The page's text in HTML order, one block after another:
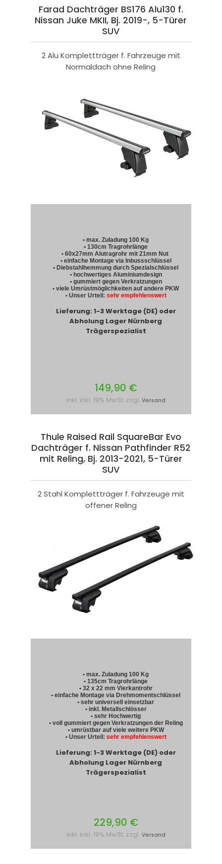
Farad Dachträger BS176 Alu130 f.
Nissan Juke MKII, Bj. 2019-, 5-Türer
SUV
2 Alu Komplettträger f. Fahrzeuge mit
Normaldach ohne Reling
• max. Zuladung 100 Kg
• 130cm Tragrohrlänge
• 60x27mm Alutragrohr mit 21mm Nut
• einfache Montage via Inbussschlüssel
• Diebstahlhemmung durch Spezialschlüssel
• hochwertiges Aluminiumdesign
• gummiert gegen Verkratzungen
• viele Umrüstmöglichkeiten auf andere PKW
• Unser Urteil: sehr empfehlenswert
Lieferung: 1-3 Werktage (DE) oder
Abholung Lager Nürnberg
Trägerspezialist
149,90 €
inkl. inkl. 19% MwSt. zzgl. Versand
Thule Raised Rail SquareBar Evo
Dachträger f. Nissan Pathfinder R52
mit Reling, Bj. 2013-2021, 5-Türer
SUV
2 Stahl Komplettträger f. Fahrzeuge mit
offener Reling
• max. Zuladung 100 Kg
• 135cm Tragrohrlänge
• 32 x 22 mm Vierkantrohr
• einfache Montage via Drehmomentschlüssel
• sehr universell einsetzbar
• inkl. Metallschlösser
• sehr Hochwertig
• voll gummiert gegen Verkratzungen der Reling
• umrüstbar auf viele weitere PKW
• Unser Urteil: sehr empfehlenswert
Lieferung: 1-3 Werktage (DE) oder
Abholung Lager Nürnberg
Trägerspezialist
229,90 €
inkl. inkl. 19% MwSt. zzgl. Versand